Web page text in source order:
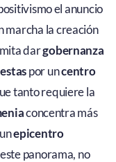
el anuncio
marcha la creación
dargobernanza
por uncentro
tanto requiere la
concentra más
epicentro
panorama, no